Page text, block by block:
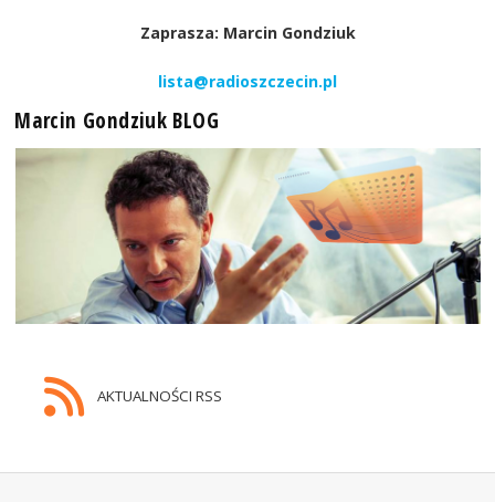
Zaprasza: Marcin Gondziuk
lista@radioszczecin.pl
Marcin Gondziuk BLOG
AKTUALNOŚCI RSS